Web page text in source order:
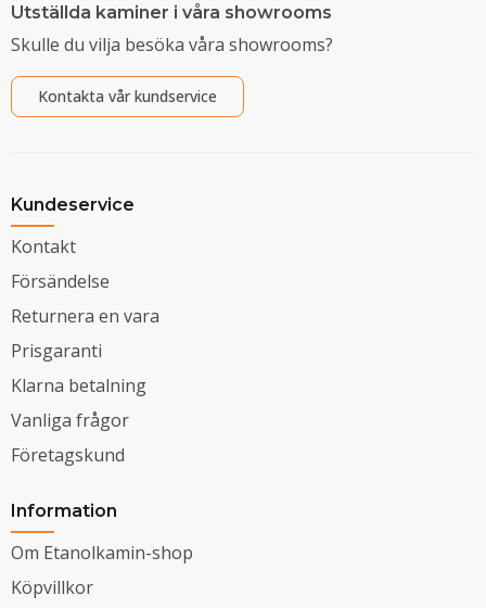
Utställda kaminer i våra showrooms
Skulle du vilja besöka våra showrooms?
Kontakta vår kundservice
Kundeservice
Kontakt
Försändelse
Returnera en vara
Prisgaranti
Klarna betalning
Vanliga frågor
Företagskund
Information
Om Etanolkamin-shop
Köpvillkor